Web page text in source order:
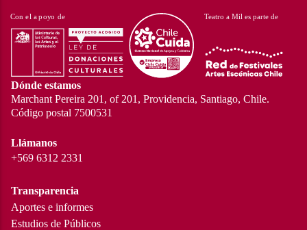
Dónde estamos
Marchant Pereira 201, of 201, Providencia, Santiago, Chile.
Código postal 7500531
Llámanos
+569 6312 2331
Transparencia
Aportes e informes
Estudios de Públicos